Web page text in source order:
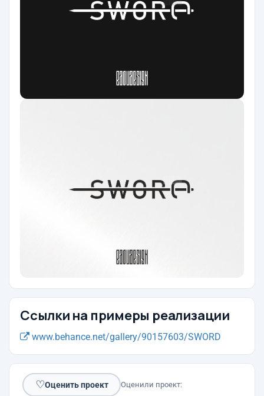
Ссылки на примеры реализации
www.behance.net/gallery/90157603/SWORD
♡Оценить проект Оценили проект: